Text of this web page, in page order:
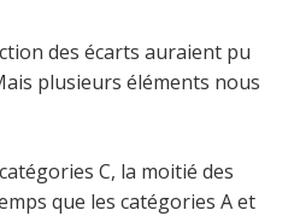
des écarts auraient pu
plusieurs éléments nous
C, la moitié des
que les catégories A et